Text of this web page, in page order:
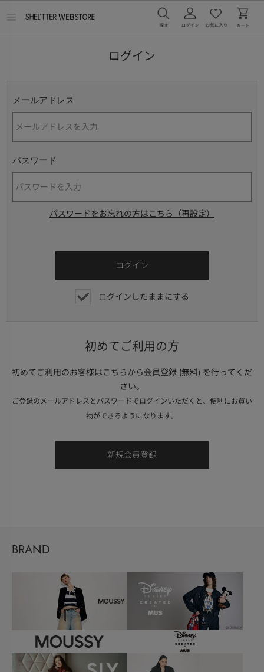
ログイン
メールアドレス
パスワード
パスワードをお忘れの方はこちら（再設定）
ログインしたままにする
初めてご利用の方
初めてご利用のお客様はこちらから会員登録 (無料) を行ってくだ
さい。
ご登録のメールアドレスとパスワードでログインいただくと、便利にお買い
物ができるようになります。
BRAND